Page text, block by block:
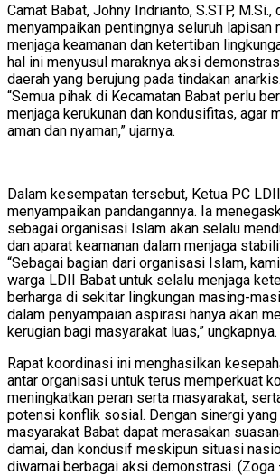
Camat Babat, Johny Indrianto, S.STP, M.Si.,
menyampaikan pentingnya seluruh lapisan
menjaga keamanan dan ketertiban
hal ini menyusul maraknya aksi
daerah yang berujung pada tindakan anarkis.
“Semua pihak di Kecamatan Babat perlu
menjaga kerukunan dan kondusifitas, agar
aman dan nyaman,” ujarnya.
Dalam kesempatan tersebut, Ketua PC
menyampaikan pandangannya. Ia
sebagai organisasi Islam akan selalu
dan aparat keamanan dalam menjaga
“Sebagai bagian dari organisasi Islam,
warga LDII Babat untuk selalu menjaga
berharga di sekitar lingkungan masing-
dalam penyampaian aspirasi hanya akan
kerugian bagi masyarakat luas,” ungkapnya.
Rapat koordinasi ini menghasilkan
antar organisasi untuk terus memperkuat
meningkatkan peran serta masyarakat,
potensi konflik sosial. Dengan sinergi
masyarakat Babat dapat merasakan
damai, dan kondusif meskipun situasi
diwarnai berbagai aksi demonstrasi. (Zoga